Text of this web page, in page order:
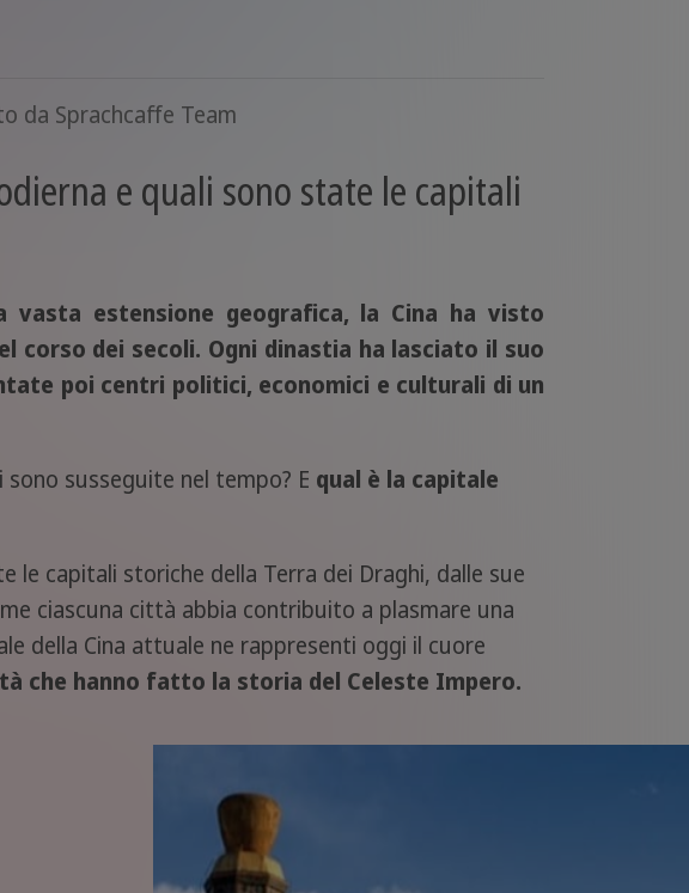
da Sprachcaffe Team
e quali sono state le capitali
estensione geografica, la Cina ha visto
corso dei secoli. Ogni dinastia ha lasciato il suo
poi centri politici, economici e culturali di un
sono susseguite nel tempo? E qual è la capitale
capitali storiche della Terra dei Draghi, dalle sue
ciascuna città abbia contribuito a plasmare una
della Cina attuale ne rappresenti oggi il cuore
che hanno fatto la storia del Celeste Impero.